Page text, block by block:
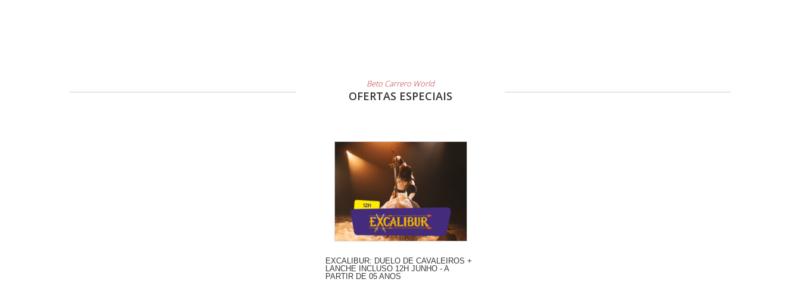
Beto Carrero World
OFERTAS ESPECIAIS
EXCALIBUR: DUELO DE CAVALEIROS +
LANCHE INCLUSO 12H JUNHO - A
PARTIR DE 05 ANOS